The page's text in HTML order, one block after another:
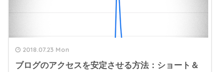
2018.07.23 Mon
ブログのアクセスを安定させる方法：ショート＆